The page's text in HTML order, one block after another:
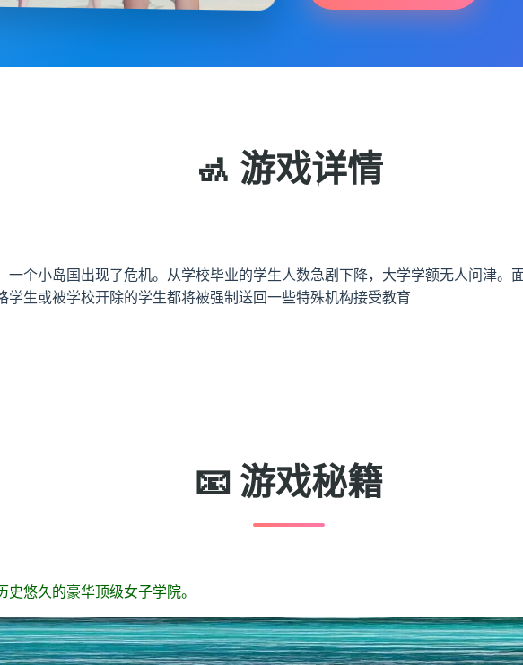
🚮 游戏详情
个小岛国出现了危机。从学校毕业的学生人数急剧下降，大学学额无人问津。
生或被学校开除的学生都将被强制送回一些特殊机构接受教育
📧 游戏秘籍
悠久的豪华顶级女子学院。